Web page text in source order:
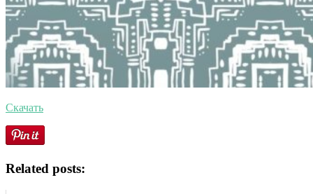
Скачать
Related posts: